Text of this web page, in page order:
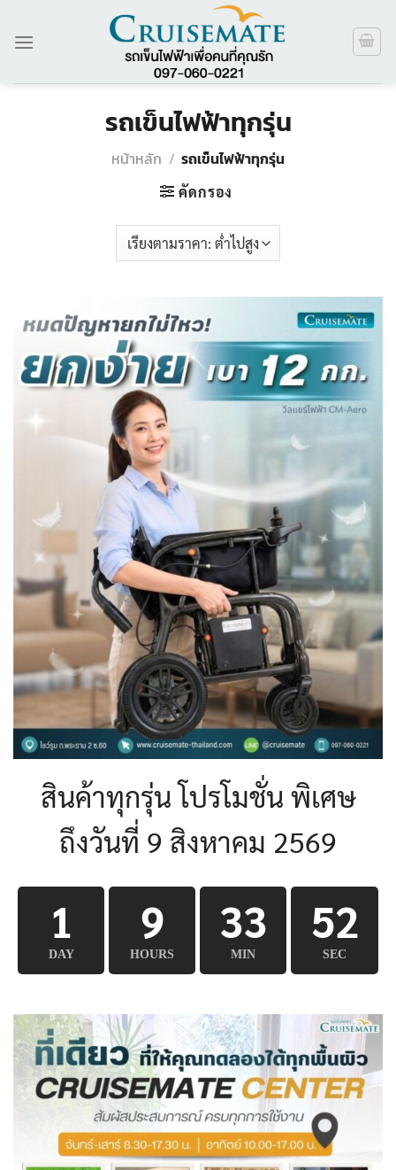
รถเข็นไฟฟ้าทุกรุ่น
หน้าหลัก / รถเข็นไฟฟ้าทุกรุ่น
คัดกรอง
สินค้าทุกรุ่น โปรโมชั่น พิเศษ
ถึงวันที่ 9 สิงหาคม 2569
1
DAY
9
HOURS
33
MIN
50
SEC